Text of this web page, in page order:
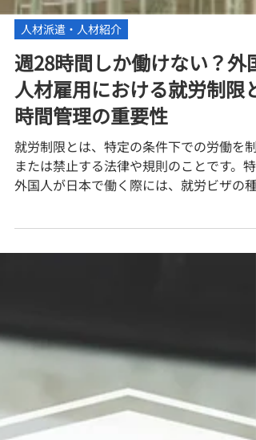
人材派遣・人材紹介
週28時間しか働けない？外国
人材雇用における就労制限と
時間管理の重要性
就労制限とは、特定の条件下での労働を制
ることがあります。企業が外国人を雇用す